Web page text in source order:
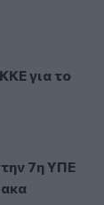
για το
για το
7η ΥΠΕ για
7η ΥΠΕ